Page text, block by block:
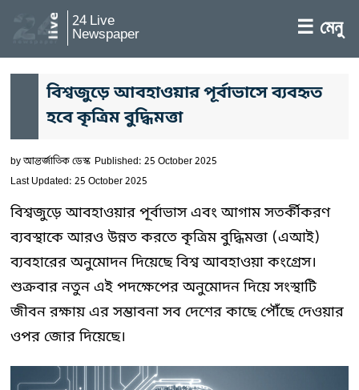
24 Live
Newspaper ☰ মেনু
বিশ্বজুড়ে আবহাওয়ার পূর্বাভাসে ব্যবহৃত
হবে কৃত্রিম বুদ্ধিমত্তা
byআন্তর্জাতিক ডেস্ক Published: 25 October 2025
Last Updated: 25 October 2025
বিশ্বজুড়ে আবহাওয়ার পূর্বাভাস এবং আগাম সতর্কীকরণ
ব্যবস্থাকে আরও উন্নত করতে কৃত্রিম বুদ্ধিমত্তা (এআই)
ব্যবহারের অনুমোদন দিয়েছে বিশ্ব আবহাওয়া কংগ্রেস।
শুক্রবার নতুন এই পদক্ষেপের অনুমোদন দিয়ে সংস্থাটি
জীবন রক্ষায় এর সম্ভাবনা সব দেশের কাছে পৌঁছে দেওয়ার
ওপর জোর দিয়েছে।